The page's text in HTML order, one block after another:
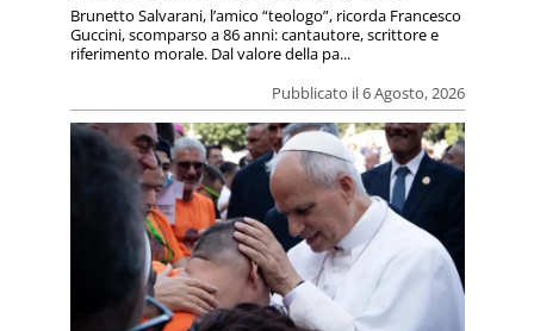
Pubblicato il 6 Agosto, 2026
Brunetto Salvarani, l’amico “teologo”, ricorda Francesco
Guccini, scomparso a 86 anni: cantautore, scrittore e
riferimento morale. Dal valore della pa...